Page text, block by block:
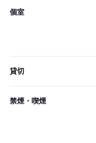
個室
貸切
禁煙・喫煙